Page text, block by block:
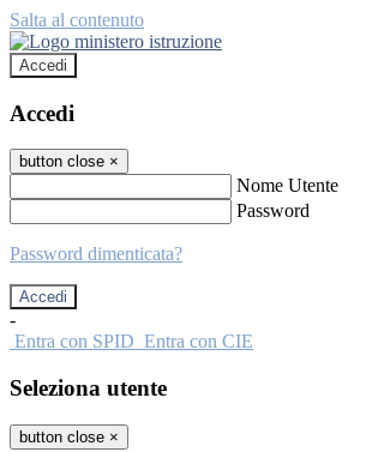
Salta al contenuto
Accedi
Accedi
button close ×
Nome Utente
Password
Password dimenticata?
-
Entra con SPID Entra con CIE
Seleziona utente
button close ×